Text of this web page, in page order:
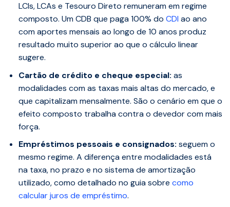
LCIs, LCAs e Tesouro Direto remuneram em regime
composto. Um CDB que paga 100% do CDI ao ano
com aportes mensais ao longo de 10 anos produz
resultado muito superior ao que o cálculo linear
sugere.
Cartão de crédito e cheque especial: as
modalidades com as taxas mais altas do mercado, e
que capitalizam mensalmente. São o cenário em que o
efeito composto trabalha contra o devedor com mais
força.
Empréstimos pessoais e consignados: seguem o
mesmo regime. A diferença entre modalidades está
na taxa, no prazo e no sistema de amortização
utilizado, como detalhado no guia sobre como
calcular juros de empréstimo.